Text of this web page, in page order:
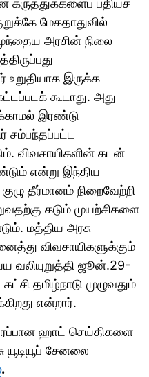
மேகதாதுவில்
அரசின் நிலை
உறுதியாக இருக்க
கூடாது. அது
இரண்டு
சம்பந்தப்பட்ட
விவசாயிகளின் கடன்
என்று இந்திய
தீர்மானம் நிறைவேற்றி
கடும் முயற்சிகளை
மத்திய அரசு
விவசாயிகளுக்கும்
வலியுறுத்தி ஜூன்.29-
தமிழ்நாடு முழுவதும்
என்றார்.
ஹாட் செய்திகளை
யூடியூப் சேனலை
.